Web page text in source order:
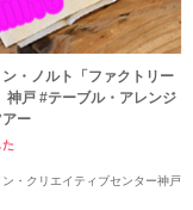
・ノルト「ファクトリー
戸 #テーブル・アレンジ
アー
ン・クリエイティブセンター神戸